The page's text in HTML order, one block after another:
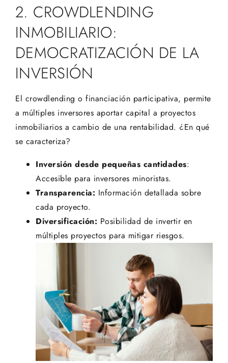
2. CROWDLENDING
INMOBILIARIO:
DEMOCRATIZACIÓN DE LA
INVERSIÓN
El crowdlending o financiación participativa, permite
a múltiples inversores aportar capital a proyectos
inmobiliarios a cambio de una rentabilidad. ¿En qué
se caracteriza?
Inversión desde pequeñas cantidades:
Accesible para inversores minoristas.
Transparencia: Información detallada sobre
cada proyecto.
Diversificación: Posibilidad de invertir en
múltiples proyectos para mitigar riesgos.